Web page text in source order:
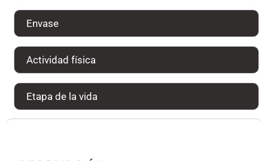
Envase
Actividad física
Etapa de la vida